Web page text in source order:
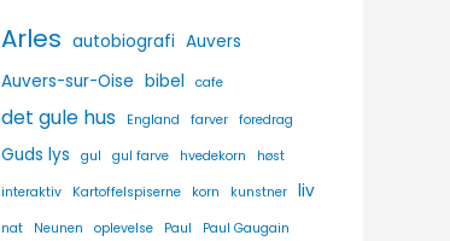
Arles autobiografi Auvers
Auvers-sur-Oise bibel cafe
det gule hus England farver foredrag
Guds lys gul gul farve hvedekorn
høst
interaktiv
Kartoffelspiserne korn kunstner liv
nat Neunen oplevelse Paul Paul Gaugain